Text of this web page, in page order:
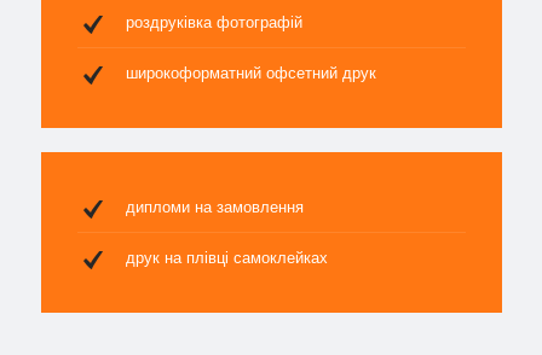
роздруківка фотографій
широкоформатний офсетний друк
дипломи на замовлення
друк на плівці самоклейках